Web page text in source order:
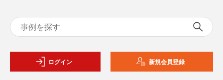
ログイン 新規会員登録